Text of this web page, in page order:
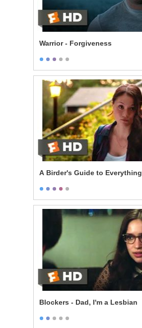
Warrior - Forgiveness
A Birder's Guide to Everything
Blockers - Dad, I'm a Lesbian